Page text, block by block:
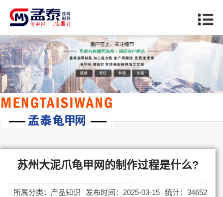
当前位置：首页>>苏州产品知识
苏州大泥爪龟甲网的制作过程是什么?
所属分类：产品知识 发布时间：2025-03-15 统计：34652